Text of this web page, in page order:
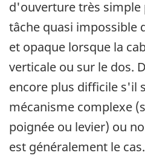
d'ouverture très simple
tâche quasi impossible
et opaque lorsque la
verticale ou sur le dos.
encore plus difficile s'il
mécanisme complexe
poignée ou levier) ou
est généralement le cas.